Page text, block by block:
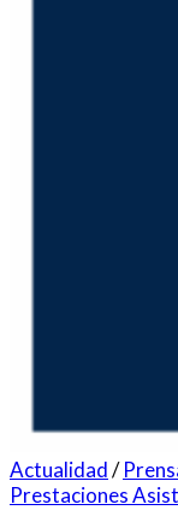
Actualidad/
Prestaciones